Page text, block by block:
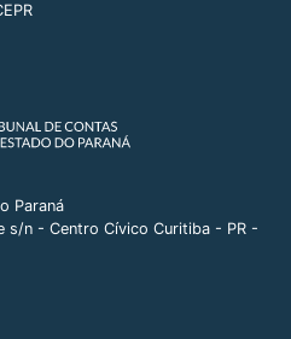
Paraná
s/n - Centro Cívico Curitiba - PR -